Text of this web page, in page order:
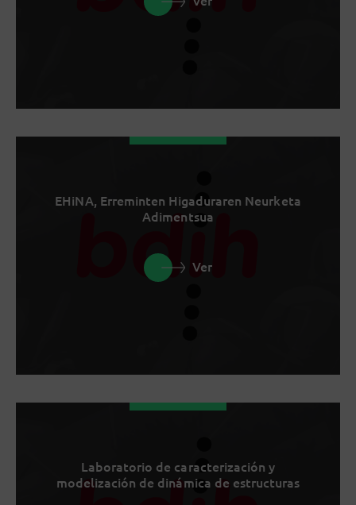
EHiNA, Erreminten Higaduraren Neurketa
Adimentsua
Ver
Laboratorio de caracterización y
modelización de dinámica de estructuras